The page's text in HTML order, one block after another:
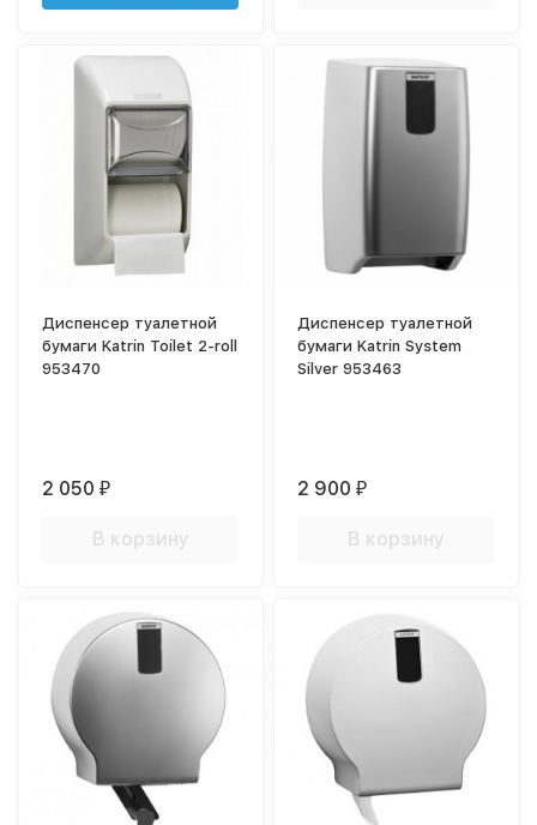
Диспенсер туалетной
бумаги Katrin Toilet 2-roll
953470
2 050₽
В корзину
Диспенсер туалетной
бумаги Katrin System
Silver 953463
2 900₽
В корзину